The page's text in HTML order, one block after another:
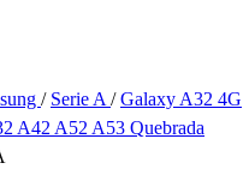
/ Serie A/ Galaxy A32 4G
A42 A52 A53 Quebrada